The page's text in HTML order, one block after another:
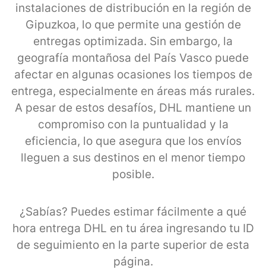
instalaciones de distribución en la región de
Gipuzkoa, lo que permite una gestión de
entregas optimizada. Sin embargo, la
geografía montañosa del País Vasco puede
afectar en algunas ocasiones los tiempos de
entrega, especialmente en áreas más rurales.
A pesar de estos desafíos, DHL mantiene un
compromiso con la puntualidad y la
eficiencia, lo que asegura que los envíos
lleguen a sus destinos en el menor tiempo
posible.
¿Sabías? Puedes estimar fácilmente a qué
hora entrega DHL en tu área ingresando tu ID
de seguimiento en la parte superior de esta
página.